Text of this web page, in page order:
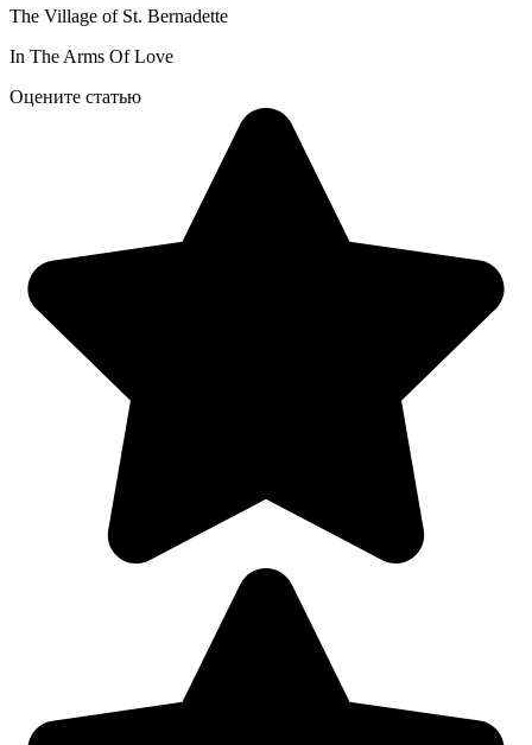
The Village of St. Bernadette
In The Arms Of Love
Оцените статью